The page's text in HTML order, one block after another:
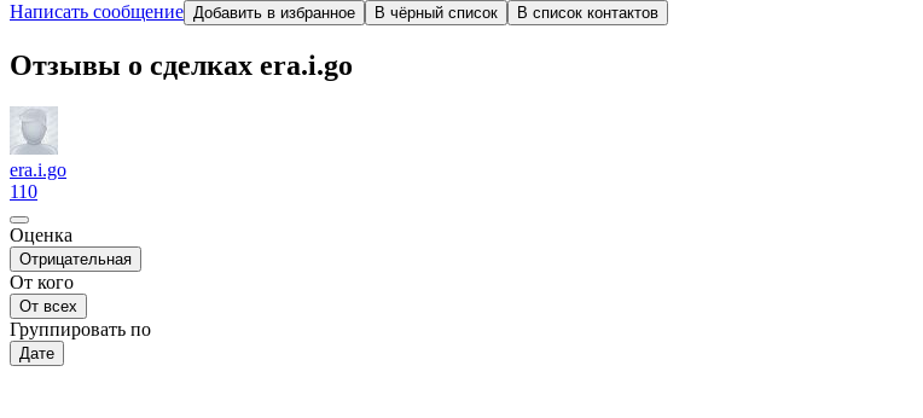
Написать сообщение Добавить в избранное В чёрный список В список контактов
Отзывы о сделках era.i.go
era.i.go
110
Оценка
Отрицательная
От кого
От всех
Группировать по
Дате